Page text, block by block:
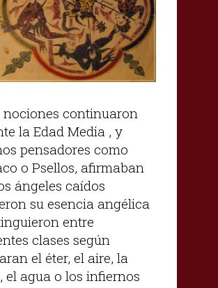
nociones continuaron
la Edad Media , y
pensadores como
o Psellos, afirmaban
ángeles caídos
su esencia angélica
entre
clases según
el éter, el aire, la
el agua o los infiernos